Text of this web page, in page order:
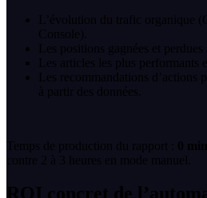
L’évolution du trafic organique
Console).
Les positions gagnées et
Les articles les plus performants
Les recommandations d’actions
à partir des données.
Temps de production du rapport : 0
contre 2 à 3 heures en mode manuel.
ROI concret de